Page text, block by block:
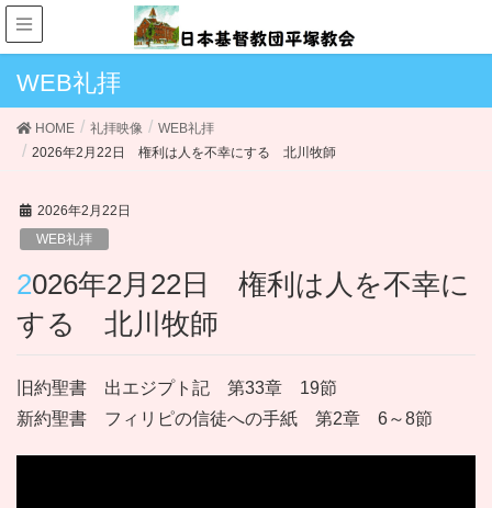
WEB礼拝
HOME 礼拝映像
WEB礼拝
2026年2月22日 権利は人を不幸にする 北川牧師
2026年2月22日
WEB礼拝
2026年2月22日 権利は人を不幸に
する 北川牧師
旧約聖書 出エジプト記 第33章 19節
新約聖書 フィリピの信徒への手紙 第2章 6～8節